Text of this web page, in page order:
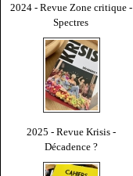
2024 - Revue Zone critique -
Spectres
2025 - Revue Krisis -
Décadence ?